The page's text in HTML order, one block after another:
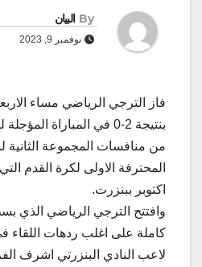
By البيان
نوفمبر 9, 2023
فاز الترجي الرياضي مساء
بنتيجة 2-0 في المباراة
من منافسات المجموعة الثانية
اكتوبر ببنزرت.
وافتتح الترجي الرياضي الذي
لاعب النادي البنزرتي اشرف